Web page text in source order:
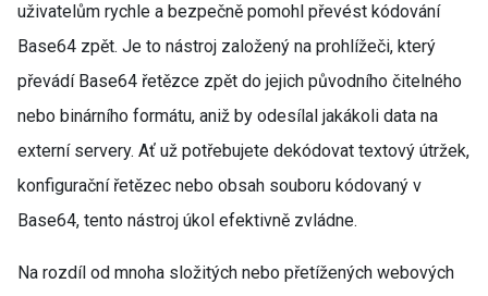
uživatelům rychle a bezpečně pomohl převést kódování
Base64 zpět. Je to nástroj založený na prohlížeči, který
převádí Base64 řetězce zpět do jejich původního čitelného
nebo binárního formátu, aniž by odesílal jakákoli data na
externí servery. Ať už potřebujete dekódovat textový útržek,
konfigurační řetězec nebo obsah souboru kódovaný v
Base64, tento nástroj úkol efektivně zvládne.
Na rozdíl od mnoha složitých nebo přetížených webových